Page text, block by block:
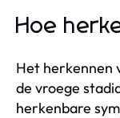
Hoe
Het herkennen
de vroege
herkenbare